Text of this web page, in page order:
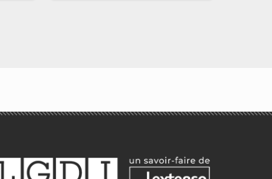
Droit des entreprises
Marie-Hélène Monsèrié-Bon,
Caroline Houin-Bressand